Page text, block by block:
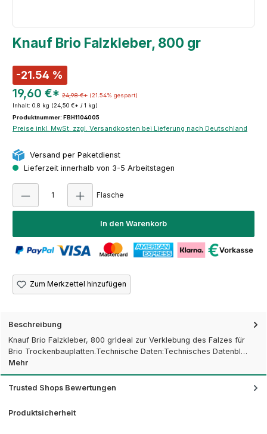
Knauf Brio Falzkleber, 800 gr
-21.54 %
19,60 €* 24,98 €* (21.54% gespart)
Inhalt: 0.8 kg (24,50 €* / 1 kg)
Produktnummer: FBH1104005
Preise inkl. MwSt. zzgl. Versandkosten bei Lieferung nach Deutschland
Versand per Paketdienst
Lieferzeit innerhalb von 3-5 Arbeitstagen
Flasche
In den Warenkorb
Zum Merkzettel hinzufügen
Beschreibung
Knauf Brio Falzkleber, 800 grIdeal zur Verklebung des Falzes für
Brio Trockenbauplatten.Technische Daten:Technisches Datenbl…
Mehr
Trusted Shops Bewertungen
Produktsicherheit